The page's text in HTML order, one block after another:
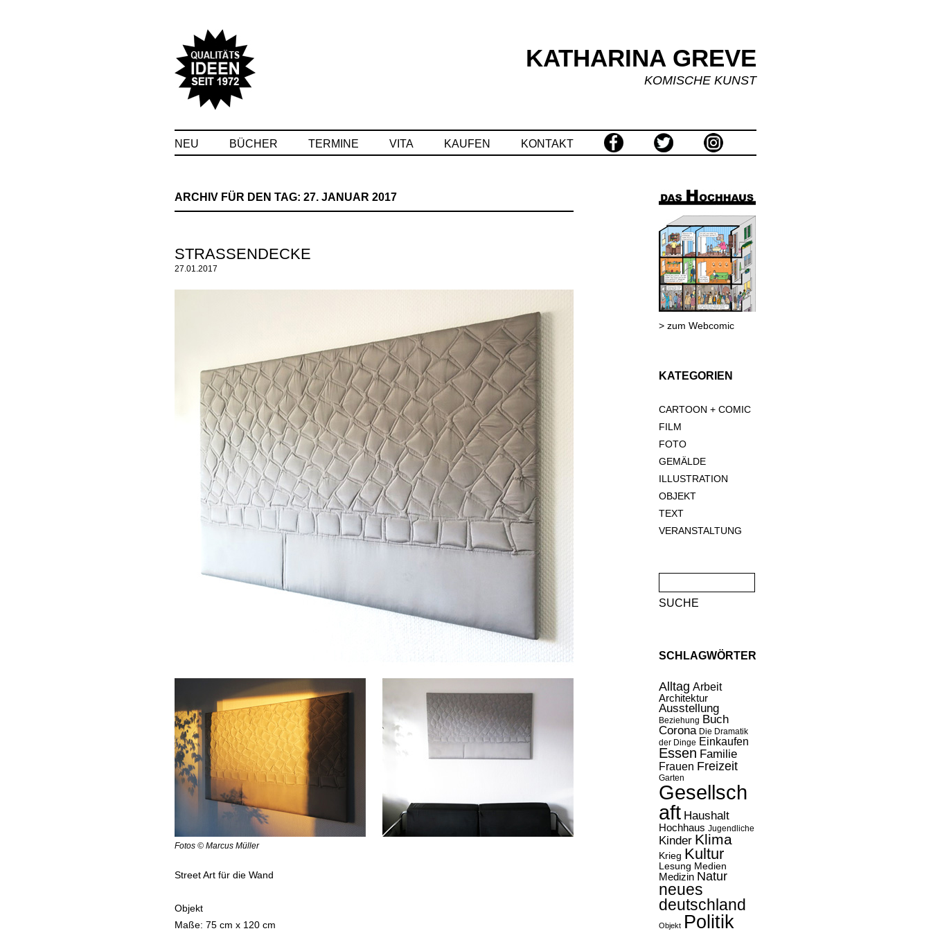
KATHARINA GREVE
KOMISCHE KUNST
NEU BÜCHER TERMINE VITA KAUFEN KONTAKT
ARCHIV FÜR DEN TAG: 27. JANUAR 2017
STRASSENDECKE
27.01.2017
Fotos © Marcus Müller
Street Art für die Wand
Objekt
Maße: 75 cm x 120 cm
> zum Webcomic
KATEGORIEN
CARTOON + COMIC
FILM
FOTO
GEMÄLDE
ILLUSTRATION
OBJEKT
TEXT
VERANSTALTUNG
nach:
SCHLAGWÖRTER
Alltag Arbeit
Architektur
Ausstellung
Beziehung Buch
Corona Die Dramatik
der Dinge Einkaufen
Essen Familie
Frauen Freizeit
Garten
Gesellsch
aft Haushalt
Hochhaus Jugendliche
Kinder Klima
Krieg Kultur
Lesung Medien
Medizin Natur
neues
deutschland
Objekt Politik